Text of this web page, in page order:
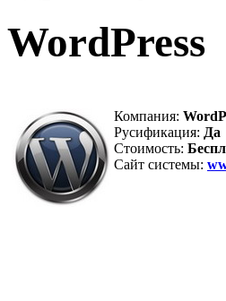
WordPress
Компания:
Русификация: Да
Стоимость:
Сайт системы: